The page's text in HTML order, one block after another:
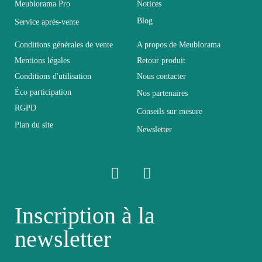
Coloris Blanc
Dimensions 30x120x30
Electrique Non électrique
Non Empilable
Garantie
Meublorama Pro
Service après-vente
Notices
Blog
Conditions générales de vente
Mentions légales
Conditions d'utilisation
Éco participation
RGPD
Plan du site
A propos de Meublorama
Retour produit
Nous contacter
Nos partenaires
Conseils sur mesure
Newsletter
Inscription à la
newsletter